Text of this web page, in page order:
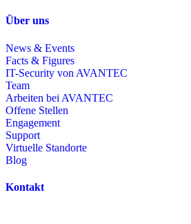
Über uns
News & Events
Facts & Figures
IT-Security von AVANTEC
Team
Arbeiten bei AVANTEC
Offene Stellen
Engagement
Support
Virtuelle Standorte
Blog
Kontakt